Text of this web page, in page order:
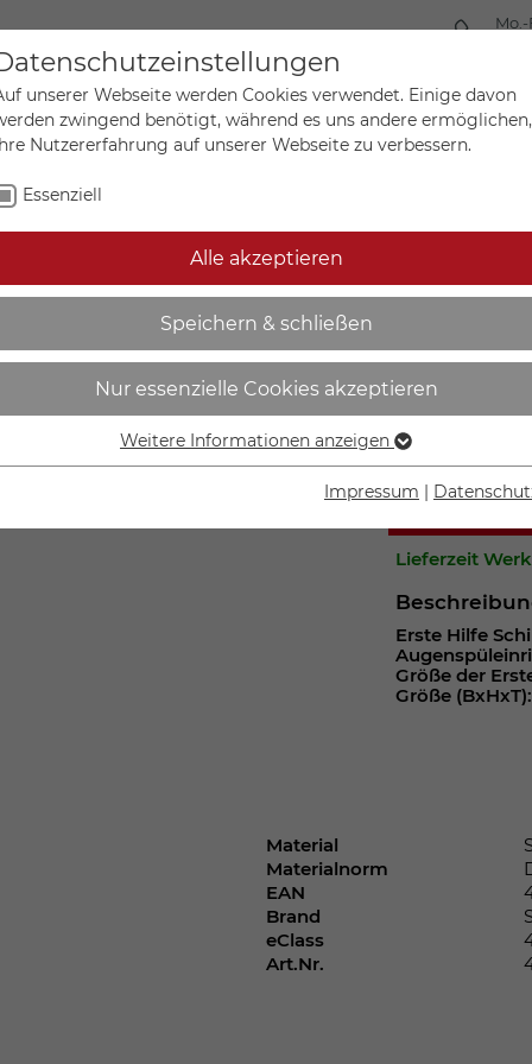
Mein
Sonderanfertigungen
- langnachleuchtend |
Lieferzeit
Erste Hilfe
Größe der
Größe
Material
Materialnorm
EAN
Brand
eClass
Art.Nr.
unserer Webseite werden Cookies verwendet. Einige davon
zwingend benötigt, während es uns andere ermöglichen,
Nutzererfahrung auf unserer Webseite zu verbessern.
Essenziell
Alle akzeptieren
Speichern & schließen
Nur essenzielle Cookies akzeptieren
Essenzielle Cookies werden für grundlegende Funktionen der
Webseite einwandfrei funktioniert.
SgCookieOptin.lastPreferences
Weitere Informationen anzeigen
Impressum